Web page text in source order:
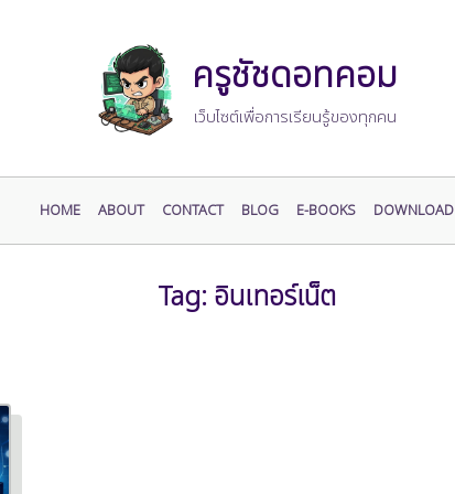
ครูชัชดอทคอม
เว็บไซต์เพื่อการเรียนรู้ของทุกคน
HOME ABOUT CONTACT BLOG E-BOOKS DOWNLOAD
Tag: อินเทอร์เน็ต